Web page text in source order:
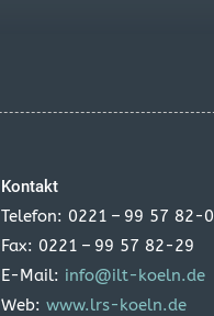
Kontakt
Telefon: 0221 – 99 57 82-0
Fax: 0221 – 99 57 82-29
E-Mail: info@ilt-koeln.de
Web: www.lrs-koeln.de